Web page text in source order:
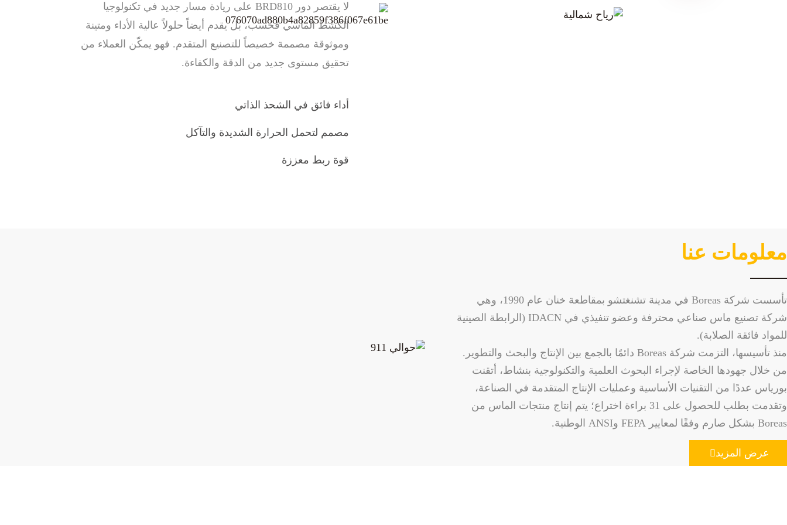
لا يقتصر دور BRD810 على ريادة مسار جديد في تكنولوجيا
الكشط الماسي فحسب، بل يقدم أيضاً حلولاً عالية الأداء ومتينة
وموثوقة مصممة خصيصاً للتصنيع المتقدم. فهو يمكّن العملاء من
تحقيق مستوى جديد من الدقة والكفاءة.
أداء فائق في الشحذ الذاتي
مصمم لتحمل الحرارة الشديدة والتآكل
قوة ربط معززة
معلومات عنا
تأسست شركة Boreas في مدينة تشنغتشو بمقاطعة خنان عام 1990، وهي
شركة تصنيع ماس صناعي محترفة وعضو تنفيذي في IDACN (الرابطة الصينية
للمواد فائقة الصلابة).
منذ تأسيسها، التزمت شركة Boreas دائمًا بالجمع بين الإنتاج والبحث والتطوير.
من خلال جهودها الخاصة لإجراء البحوث العلمية والتكنولوجية بنشاط، أتقنت
بورياس عددًا من التقنيات الأساسية وعمليات الإنتاج المتقدمة في الصناعة،
وتقدمت بطلب للحصول على 31 براءة اختراع؛ يتم إنتاج منتجات الماس من
Boreas بشكل صارم وفقًا لمعايير FEPA وANSI الوطنية.
عرض المزيد